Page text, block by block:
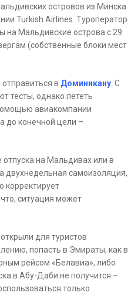
островов из Минска
Turkish Airlines. Туроператор
на Мальдивские острова с 29
(собственные блоки мест
в Доминикану . С
тесты, однако лететь
авиакомпании
до конечной цели –
отпуска на Мальдивах или в
двухнедельная самоизоляция,
корректирует
ситуация может
для туристов
попасть в Эмираты, как в
рейсом «Белавиа», либо
в Абу-Даби не получится –
только